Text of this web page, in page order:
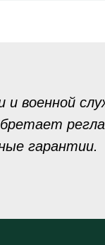
и военной
гарантии.